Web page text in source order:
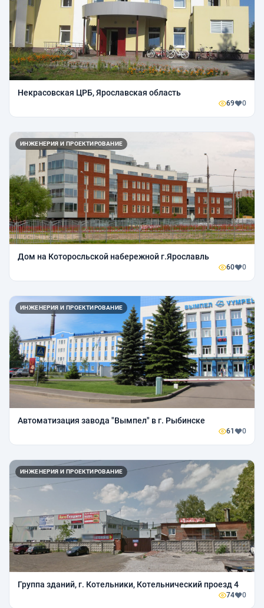
Некрасовская ЦРБ, Ярославская область
69 0
ИНЖЕНЕРИЯ И ПРОЕКТИРОВАНИЕ
Дом на Которосльской набережной г.Ярославль
60 0
ИНЖЕНЕРИЯ И ПРОЕКТИРОВАНИЕ
Автоматизация завода "Вымпел" в г. Рыбинске
61 0
ИНЖЕНЕРИЯ И ПРОЕКТИРОВАНИЕ
Группа зданий, г. Котельники, Котельнический проезд 4
74 0